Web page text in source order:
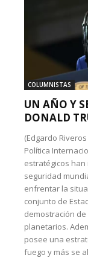
COLUMNISTAS
UN AÑO Y
DONALD
(Edgardo
Política
estratégicos
seguridad
enfrentar la
conjunto de
demostración
planetarios.
posee una
fuego y más se